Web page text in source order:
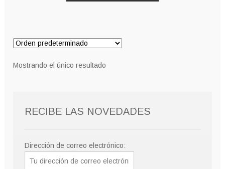
Mostrando el único resultado
RECIBE LAS NOVEDADES
Dirección de correo electrónico: